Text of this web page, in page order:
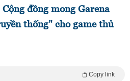
đồng mong Garena
thống" cho game thủ
Copy link